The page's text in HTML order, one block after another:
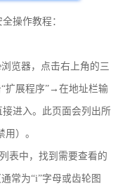
操作教程：
览器，点击右上角的三
扩展程序”→在地址栏输
接进入。此页面会列出所
）。
表中，找到需要查看的
常为“i”字母或齿轮图